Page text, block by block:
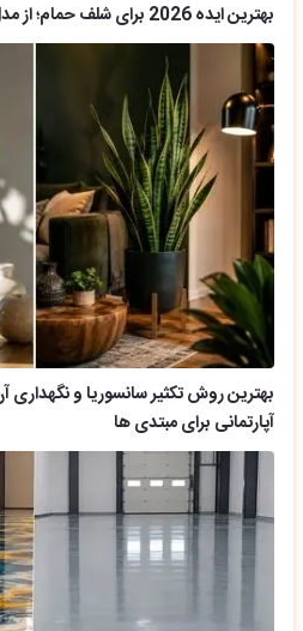
بهترین ایده 2026 برای شلف حمام؛ از مدل های ساده تا مدرن
بهترین روش تکثیر سانسوریا و نگهداری
آپارتمانی برای مبتدی ها